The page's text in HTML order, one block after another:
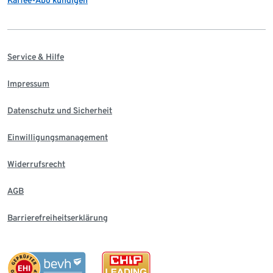
Service & Hilfe
Impressum
Datenschutz und Sicherheit
Einwilligungsmanagement
Widerrufsrecht
AGB
Barrierefreiheitserklärung